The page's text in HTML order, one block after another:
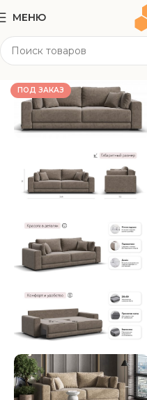
МЕНЮ
Мягкая мебель
ПОД ЗАКАЗ